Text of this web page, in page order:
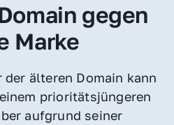
gegen
Marke
der älteren Domain kann
prioritätsjüngeren
aufgrund seiner